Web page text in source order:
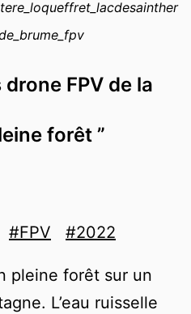
FPV de la
forêt ”
#FPV #2022
pleine forêt sur un
L’eau ruisselle